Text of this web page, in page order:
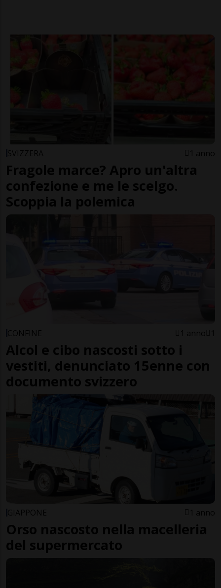
SVIZZERA 1 anno
Fragole marce? Apro un'altra
confezione e me le scelgo.
Scoppia la polemica
CONFINE 1 anno 1
Alcol e cibo nascosti sotto i
vestiti, denunciato 15enne con
documento svizzero
GIAPPONE 1 anno
Orso nascosto nella macelleria
del supermercato